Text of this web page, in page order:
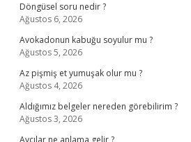
Döngüsel soru nedir ?
Ağustos 6, 2026
Avokadonun kabuğu soyulur mu ?
Ağustos 5, 2026
Az pişmiş et yumuşak olur mu ?
Ağustos 4, 2026
Aldığımız belgeler nereden görebilirim ?
Ağustos 3, 2026
Avcılar ne anlama gelir ?